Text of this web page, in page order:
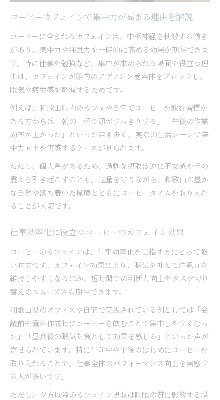
コーヒーカフェインで集中力が高まる理由を解説
コーヒーに含まれるカフェインは、中枢神経を刺激する働き
があり、集中力や注意力を一時的に高める効果が期待できま
す。特に仕事や勉強など、集中が求められる場面で役立つ理
由は、カフェインが脳内のアデノシン受容体をブロックし、
眠気や疲労感を軽減するためです。
例えば、和歌山県内のカフェや自宅でコーヒーを飲む習慣が
ある方からは「朝の一杯で頭がすっきりする」「午後の作業
効率が上がった」といった声も多く、実際の生活シーンで集
中力向上を実感するケースが見られます。
ただし、個人差があるため、過剰な摂取は逆に不安感や手の
震えを引き起こすことも。適量を守りながら、和歌山の豊か
な自然や落ち着いた環境とともにコーヒータイムを取り入れ
ることが大切です。
仕事効率化に役立つコーヒーのカフェイン効果
コーヒーのカフェインは、仕事効率化を目指す方にとって強
い味方です。カフェイン効果により、眠気を抑えて注意力を
維持しやすくなるほか、短時間での判断力向上やタスク切り
替えのスムーズさも期待できます。
和歌山県のオフィスや自宅で実践されている例としては「会
議前や資料作成時にコーヒーを飲むことで集中しやすくなっ
た」「昼食後の眠気対策として効果を感じる」といった声が
寄せられています。特に午前中や午後のはじめにコーヒーを
取り入れることで、仕事全体のパフォーマンス向上を実感す
る人が多いです。
ただし、夕方以降のカフェイン摂取は睡眠の質に影響する場